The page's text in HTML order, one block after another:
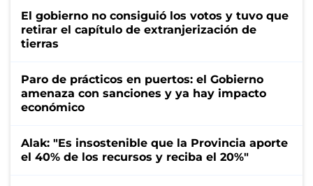
El gobierno no consiguió los votos y tuvo que
retirar el capítulo de extranjerización de
tierras
Paro de prácticos en puertos: el Gobierno
amenaza con sanciones y ya hay impacto
económico
Alak: "Es insostenible que la Provincia aporte
el 40% de los recursos y reciba el 20%"